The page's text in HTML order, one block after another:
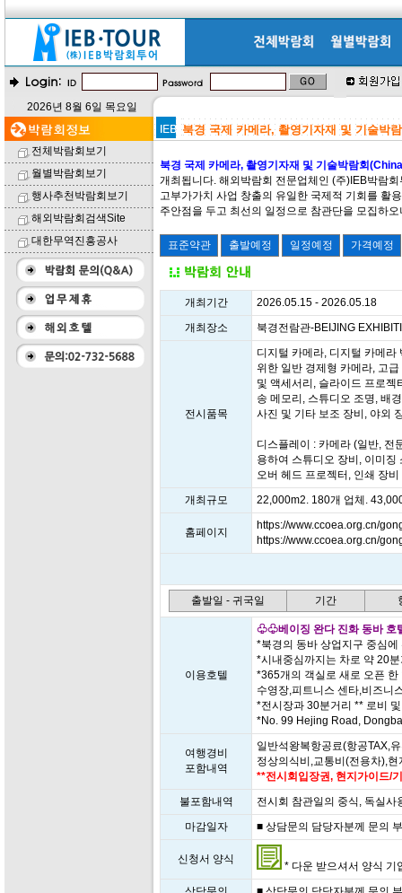
2026년 8월 6일 목요일
전체박람회보기
월별박람회보기
행사추천박람회보기
해외박람회검색Site
대한무역진흥공사
북경 국제 카메라, 촬영기자재 및 기술박
북경 국제 카메라, 촬영기자재 및 기술박람회
개최됩니다. 해외박람회 전문업체인 (주)IEB박람
고부가가치 사업 창출의 유일한 국제적 기회를 활
주안점을 두고 최선의 일정으로 참관단을 모집하
개최기간
2026.05.15 - 2026.05.18
개최장소
북경전람관-BEIJING
전시품목
디지털 카메라, 디지털 카메라
위한 일반 경제형 카메라, 고
및 액세서리, 슬라이드 프로젝
송 메모리, 스튜디오 조명, 배
사진 및 기타 보조 장비, 야외
디스플레이 : 카메라 (일반, 전
용하여 스튜디오 장비, 이미징
오버 헤드 프로젝터, 인쇄 장
개최규모
22,000m2. 180개 업체.
홈페이지
https://www.ccoea.org.cn/
https://www.ccoea.org.cn/
출발일 - 귀국일 기간
이용호텔
♧♧베이징 완다 진화 동바
*북경의 동바 상업지구 중심
*시내중심까지는 차로 약 20
*365개의 객실로 새로 오픈
수영장,피트니스 센타,비즈니
*전시장과 30분거리 ** 로비
*No. 99 Hejing Road,
여행경비
포함내역
일반석왕복항공료(항공TAX,
정상의식비,교통비(전용차),
**전시회입장권, 현지가이드/
불포함내역
전시회 참관일의 중식, 독실사
마감일자
■ 상담문의 담당자분께 문의
신청서 양식
* 다운 받으셔서 양식